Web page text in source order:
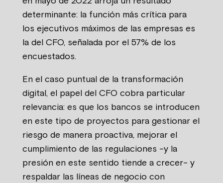
determinante: la función más crítica para
los ejecutivos máximos de las empresas es
la del CFO, señalada por el 57% de los
encuestados.
En el caso puntual de la transformación
digital, el papel del CFO cobra particular
relevancia: es que los bancos se introducen
en este tipo de proyectos para gestionar el
riesgo de manera proactiva, mejorar el
cumplimiento de las regulaciones -y la
presión en este sentido tiende a crecer- y
respaldar las líneas de negocio con